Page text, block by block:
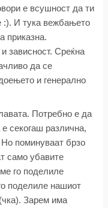
е всушност да ти
:). И тука вежбањето
приказна.
зависност. Среќна
да се
и генерално
Потребно е да
секогаш различна,
поминуваат брзо
само убавите
го поделиле
поделиле нашиот
Зарем има